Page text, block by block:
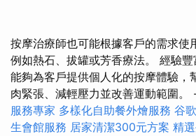
按摩治療師也可能根據客戶的需求使
例如熱石、拔罐或芳香療法。 經驗
能夠為客戶提供個人化的按摩體驗，
肉緊張、減輕壓力並改善運動範圍。
服務專家 多樣化自助餐外燴服務 谷
生會館服務 居家清潔300元方案 精